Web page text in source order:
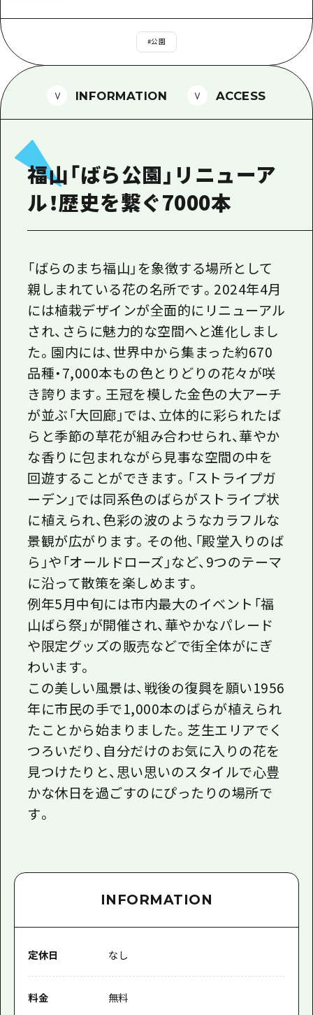
日帰り
2泊3日
HIROSHIMA FREE Wi-Fi
観光案内所
広島県を訪れる外国人旅行者向け情報一
ボランティアガイド
ガイドブック
広島県の魅力を動画でご紹介！
メディア掲載情報
フォトダウンロード
関連リンク
#公園
INFORMATION ACCESS
福山「ばら公園」リニューア
ル！歴史を繋ぐ7000本
「ばらのまち福山」を象徴する場所として
親しまれている花の名所です。2024年4月
には植栽デザインが全面的にリニューアル
され、さらに魅力的な空間へと進化しまし
た。園内には、世界中から集まった約670
品種・7,000本もの色とりどりの花々が咲
き誇ります。王冠を模した金色の大アーチ
が並ぶ「大回廊」では、立体的に彩られたば
らと季節の草花が組み合わせられ、華やか
な香りに包まれながら見事な空間の中を
回遊することができます。「ストライプガ
ーデン」では同系色のばらがストライプ状
に植えられ、色彩の波のようなカラフルな
景観が広がります。その他、「殿堂入りのば
ら」や「オールドローズ」など、9つのテーマ
に沿って散策を楽しめます。
例年5月中旬には市内最大のイベント「福
山ばら祭」が開催され、華やかなパレード
や限定グッズの販売などで街全体がにぎ
わいます。
この美しい風景は、戦後の復興を願い1956
年に市民の手で1,000本のばらが植えられ
たことから始まりました。芝生エリアでく
つろいだり、自分だけのお気に入りの花を
見つけたりと、思い思いのスタイルで心豊
かな休日を過ごすのにぴったりの場所で
す。
INFORMATION
定休日 なし
料金 無料